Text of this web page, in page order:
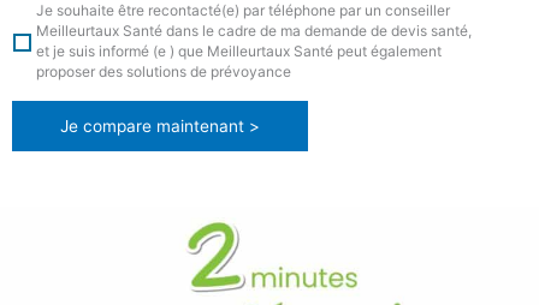
Je souhaite être recontacté(e) par téléphone par un conseiller
Meilleurtaux Santé dans le cadre de ma demande de devis santé,
et je suis informé (e ) que Meilleurtaux Santé peut également
proposer des solutions de prévoyance
Je compare maintenant >